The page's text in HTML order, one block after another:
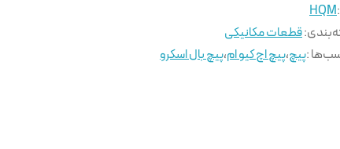
HQM
:قطعات مکانیکی
:پیچ،پیچ اچ کیو ام،پیچ بال اسکرو